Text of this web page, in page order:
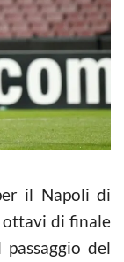
il Napoli di
ottavi di finale
del